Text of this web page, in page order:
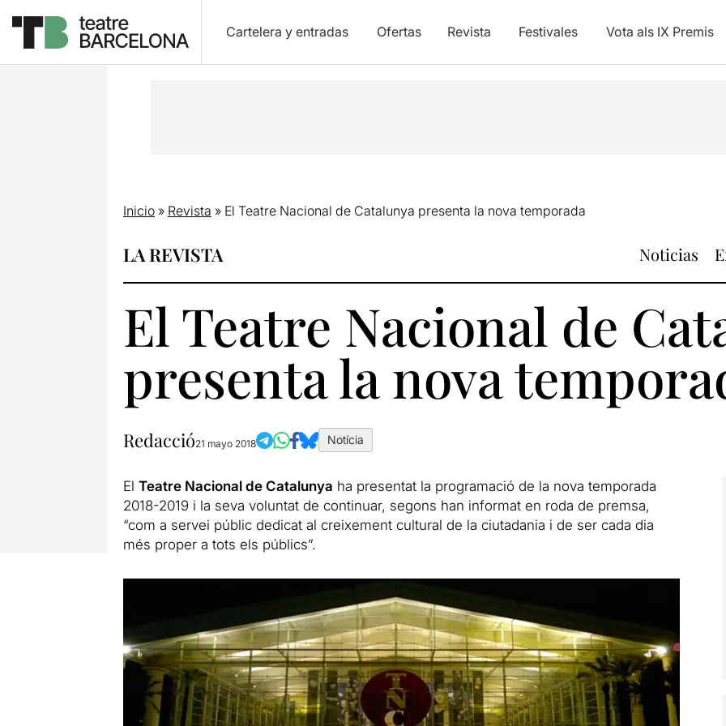
Cartelera y entradas Ofertas Revista Festivales Vota als IX Premis
Inicio» Revista » El Teatre Nacional de Catalunya presenta la nova temporada
LA REVISTA Noticias
El Teatre Nacional de
presenta la nova
Redacció21 mayo 2018 Notícia
El Teatre Nacional de Catalunya ha presentat la programació de la nova temporada
2018-2019 i la seva voluntat de continuar, segons han informat en roda de premsa,
“com a servei públic dedicat al creixement cultural de la ciutadania i de ser cada dia
més proper a tots els públics”.